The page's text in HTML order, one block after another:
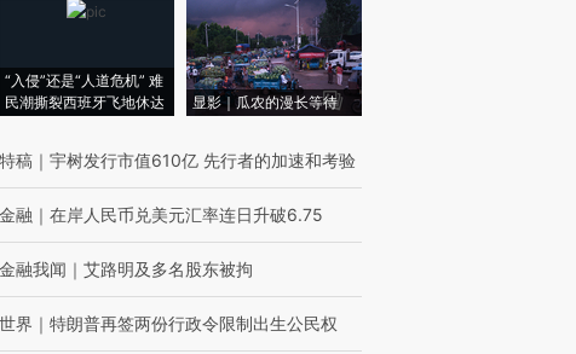
“入侵”还是“人道危机” 难
民潮撕裂西班牙飞地休达
显影｜瓜农的漫长等待
特稿 ｜ 宇树发行市值610亿 先行者的加速和考验
金融 ｜ 在岸人民币兑美元汇率连日升破6.75
金融我闻 ｜ 艾路明及多名股东被拘
世界 ｜ 特朗普再签两份行政令限制出生公民权